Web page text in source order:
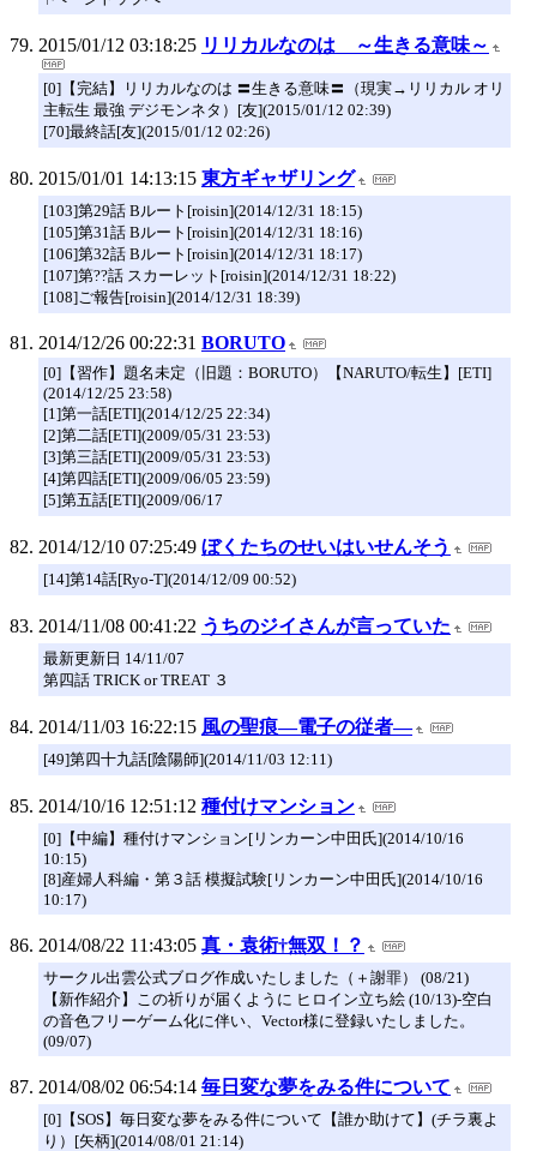
2015/01/12 03:18:25 リリカルなのは ～生きる意味～
[0]【完結】リリカルなのは 〓生きる意味〓（現実→リリカル オリ
主転生 最強 デジモンネタ）[友](2015/01/12 02:39)
[70]最終話[友](2015/01/12 02:26)
2015/01/01 14:13:15 東方ギャザリング
[103]第29話 Bルート[roisin](2014/12/31 18:15)
[105]第31話 Bルート[roisin](2014/12/31 18:16)
[106]第32話 Bルート[roisin](2014/12/31 18:17)
[107]第??話 スカーレット[roisin](2014/12/31 18:22)
[108]ご報告[roisin](2014/12/31 18:39)
2014/12/26 00:22:31 BORUTO
[0]【習作】題名未定（旧題：BORUTO）【NARUTO/転生】[ETI]
(2014/12/25 23:58)
[1]第一話[ETI](2014/12/25 22:34)
[2]第二話[ETI](2009/05/31 23:53)
[3]第三話[ETI](2009/05/31 23:53)
[4]第四話[ETI](2009/06/05 23:59)
[5]第五話[ETI](2009/06/17
2014/12/10 07:25:49 ぼくたちのせいはいせんそう
[14]第14話[Ryo-T](2014/12/09 00:52)
2014/11/08 00:41:22 うちのジイさんが言っていた
最新更新日 14/11/07
第四話 TRICK or TREAT ３
2014/11/03 16:22:15 風の聖痕―電子の従者―
[49]第四十九話[陰陽師](2014/11/03 12:11)
2014/10/16 12:51:12 種付けマンション
[0]【中編】種付けマンション[リンカーン中田氏](2014/10/16
10:15)
[8]産婦人科編・第３話 模擬試験[リンカーン中田氏](2014/10/16
10:17)
2014/08/22 11:43:05 真・袁術†無双！？
サークル出雲公式ブログ作成いたしました（＋謝罪） (08/21)
【新作紹介】この祈りが届くように ヒロイン立ち絵 (10/13)-空白
の音色フリーゲーム化に伴い、Vector様に登録いたしました。
(09/07)
2014/08/02 06:54:14 毎日変な夢をみる件について
[0]【SOS】毎日変な夢をみる件について【誰か助けて】(チラ裏よ
り）[矢柄](2014/08/01 21:14)